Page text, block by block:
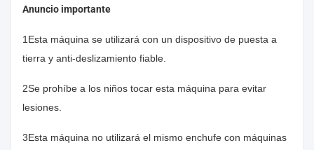
Anuncio importante
1Esta máquina se utilizará con un dispositivo de puesta a
tierra y anti-deslizamiento fiable.
2Se prohíbe a los niños tocar esta máquina para evitar
lesiones.
3Esta máquina no utilizará el mismo enchufe con máquinas